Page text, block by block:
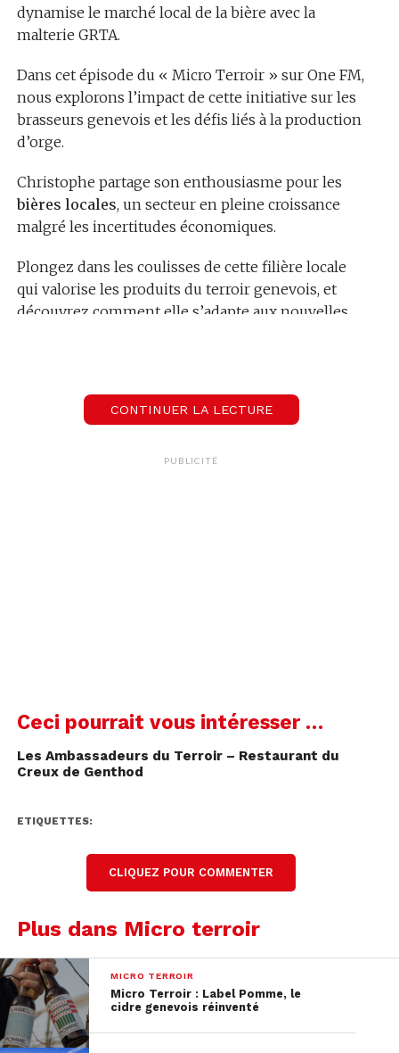
dynamise le marché local de la bière avec la
malterie GRTA.
Dans cet épisode du « Micro Terroir » sur One FM,
nous explorons l’impact de cette initiative sur les
brasseurs genevois et les défis liés à la production
d’orge.
Christophe partage son enthousiasme pour les
bières locales, un secteur en pleine croissance
malgré les incertitudes économiques.
Plongez dans les coulisses de cette filière locale
qui valorise les produits du terroir genevois, et
découvrez comment elle s’adapte aux nouvelles
CONTINUER LA LECTURE
PUBLICITÉ
Ceci pourrait vous intéresser …
Les Ambassadeurs du Terroir – Restaurant du
Creux de Genthod
ETIQUETTES:
CLIQUEZ POUR COMMENTER
Plus dans Micro terroir
MICRO TERROIR
Micro Terroir : Label Pomme, le
cidre genevois réinventé